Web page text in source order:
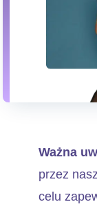
Ważna
przez
celu